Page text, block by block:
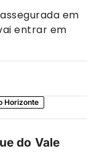
em
entrar em
Horizonte
do Vale